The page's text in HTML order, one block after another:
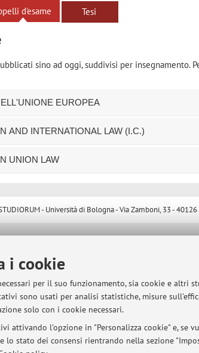
i cookie
per il suo funzionamento, sia cookie e
sono usati per analisi statistiche, misure
solo con i cookie necessari.
attivando l'opzione in "Personalizza cookie" e, se
lo stato dei consensi rientrando nella sezione
d'esame Tesi
sino ad oggi, suddivisi per insegnamento.
EUROPEA
AND INTERNATIONAL LAW (I.C.)
UNION LAW
- Università di Bologna - Via Zamboni, 33 -